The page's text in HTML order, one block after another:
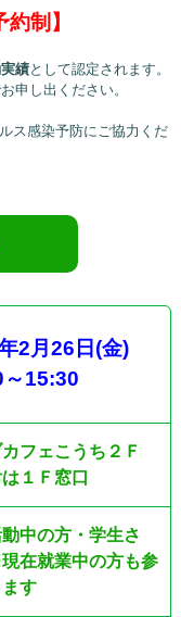
制】
績として認定されます。
申し出ください。
ス感染予防にご協力くだ
2月26日 (金)
～15:30
カフェこうち２Ｆ
１Ｆ窓口
中の方・学生さ
在就業中の方も参
す